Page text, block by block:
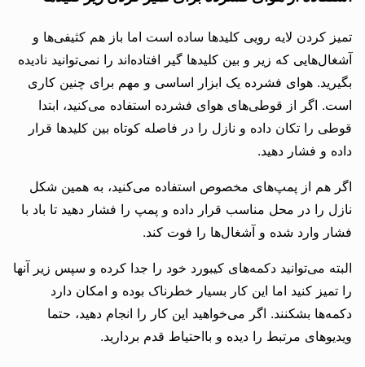
تمیز کردن لایه رویی کلیدها ساده است اما باز هم کثیفی‌ها و
آشغال‌هایی که زیر و بین کلیدها گیر افتاده‌اند را نمی‌توانید نادیده
بگیرید. هوای فشرده یک ابزار اساسی و مهم برای چنین کاری
است. اگر از قوطی‌های هوای فشرده استفاده می‌کنید، ابتدا
قوطی را تکان داده و نازل را در فاصله کوتاه بین کلیدها قرار
داده و فشار دهید.
اگر هم از پمپ‌های مخصوص استفاده می‌کنید، به همین شکل
نازل را در محل مناسب قرار داده و پمپ را فشار دهید تا باد با
فشار وارد شده و آشغال‌ها را فوت کند.
البته می‌توانید دکمه‌های کیبورد خود را جدا کرده و سپس زیر آنها
را تمیز کنید اما این کار بسیار خطرناک بوده و امکان دارد
دکمه‌ها بشکنند. اگر می‌خواهید این کار را انجام دهید، حتما
ویدیوهای مرتبط را دیده و بااحتیاط قدم بردارید.